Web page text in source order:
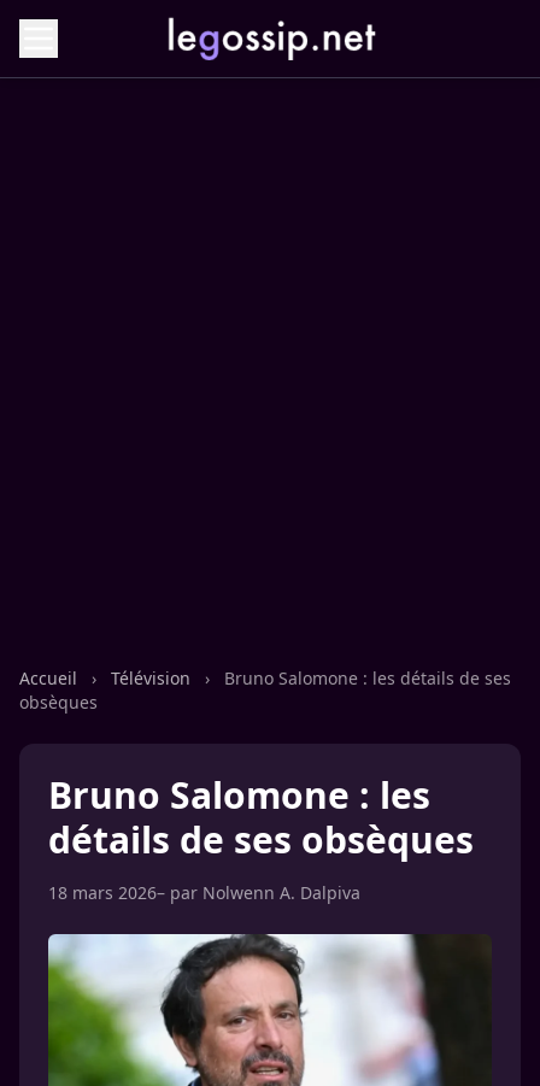
Accueil › Télévision ›
Bruno Salomone : les détails de ses
obsèques
Bruno Salomone : les
détails de ses obsèques
18 mars 2026– par Nolwenn A. Dalpiva